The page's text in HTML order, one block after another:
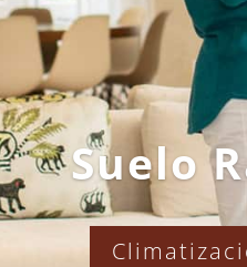
Suelo